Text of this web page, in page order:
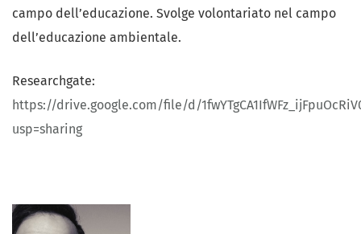
campo dell’educazione. Svolge volontariato nel campo
dell’educazione ambientale.
Researchgate:
https://drive.google.com/file/d/
usp=sharing